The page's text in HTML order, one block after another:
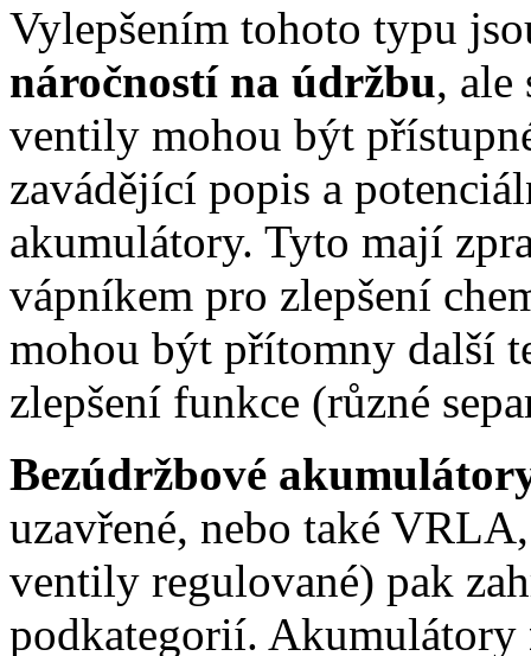
Vylepšením tohoto typu
náročností na údržbu, ale
ventily mohou být
zavádějící popis a
akumulátory. Tyto mají
vápníkem pro zlepšení
mohou být přítomny další
zlepšení funkce (různé
Bezúdržbové
uzavřené, nebo také
ventily regulované) pak
podkategorií. Akumulátory